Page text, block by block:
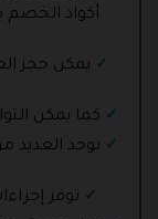
أكواد الخصم
يمكن حجز
كما يمكن
بوحد العديد
توفر